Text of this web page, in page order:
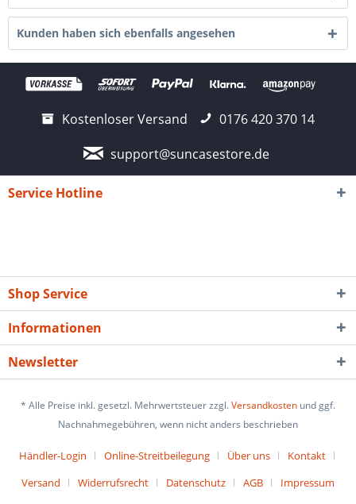
Kunden haben sich ebenfalls angesehen
Kostenloser Versand
0176 420 370 14
support@suncasestore.de
Service Hotline
Shop Service
Informationen
Newsletter
* Alle Preise inkl. gesetzl. Mehrwertsteuer zzgl.Versandkosten und ggf.
Nachnahmegebühren, wenn nicht anders beschrieben
Händler-Login Online-Streitbeilegung Über uns
Kontakt
Versand
Widerrufsrecht Datenschutz AGB Impressum